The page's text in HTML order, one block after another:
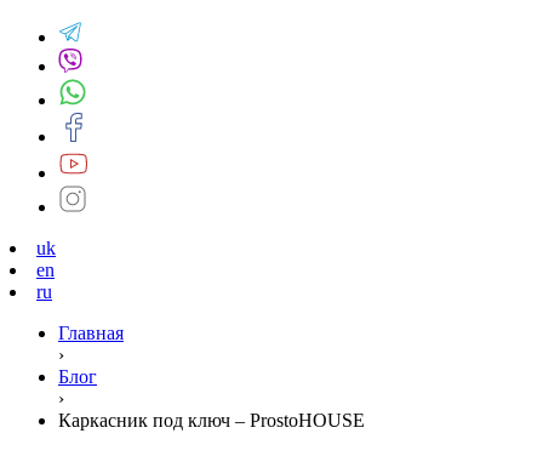
uk
en
ru
Главная
›
Блог
›
Каркасник под ключ – ProstoHOUSE